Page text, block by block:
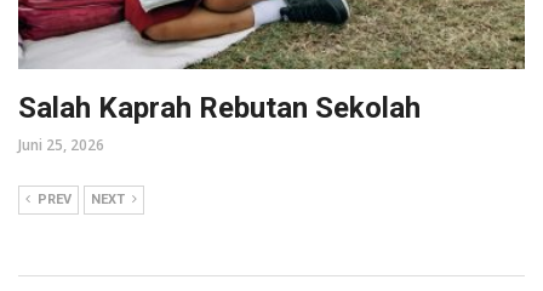
Salah Kaprah Rebutan Sekolah
Juni 25, 2026
PREV NEXT